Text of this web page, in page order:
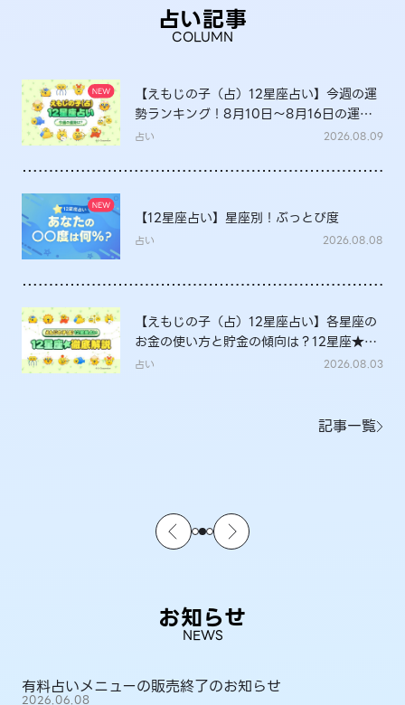
占い記事
COLUMN
【えもじの子（占）12星座占い】今週の運
勢ランキング！8月10日～8月16日の運勢
は？
占い 2026.08.09
【12星座占い】星座別！ぶっとび度
占い 2026.08.08
【えもじの子（占）12星座占い】各星座の
お金の使い方と貯金の傾向は？12星座★徹
底解説
占い 2026.08.03
記事一覧
お知らせ
NEWS
有料占いメニューの販売終了のお知らせ
2026.06.08